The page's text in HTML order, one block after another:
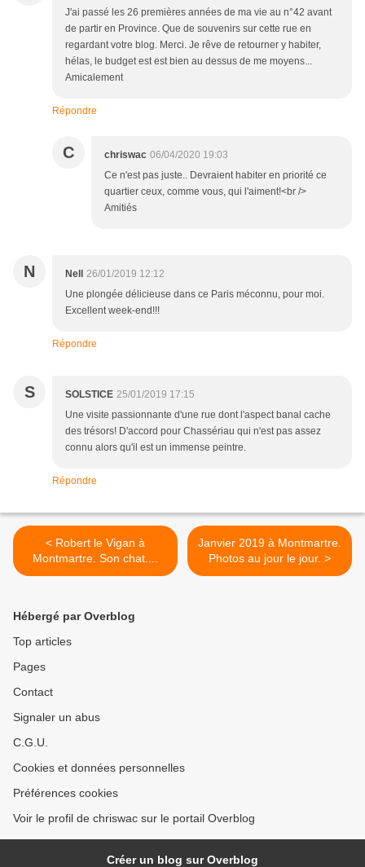
J'ai passé les 26 premières années de ma vie au n°42 avant
de partir en Province. Que de souvenirs sur cette rue en
regardant votre blog. Merci. Je rêve de retourner y habiter,
hélas, le budget est est bien au dessus de me moyens...
Amicalement
Répondre
C chriswac 06/04/2020 19:03
Ce n'est pas juste.. Devraient habiter en priorité ce
quartier ceux, comme vous, qui l'aiment!<br />
Amitiés
N Nell
26/01/2019 12:12
Une plongée délicieuse dans ce Paris méconnu, pour moi.
Excellent week-end!!!
Répondre
S SOLSTICE 25/01/2019 17:15
Une visite passionnante d'une rue dont l'aspect banal cache
des trésors! D'accord pour Chassériau qui n'est pas assez
connu alors qu'il est un immense peintre.
Répondre
< Robert le Vigan à
Montmartre. Son chat....
Janvier 2019 à Montmartre.
Photos au jour le jour. >
Hébergé par Overblog
Top articles
Pages
Contact
Signaler un abus
C.G.U.
Cookies et données personnelles
Préférences cookies
Voir le profil de chriswac sur le portail Overblog
Créer un blog sur Overblog